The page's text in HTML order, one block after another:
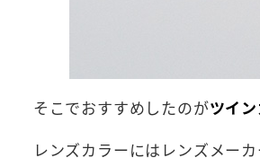
そこでおすすめしたのがツイ
レンズカラーにはレンズメー